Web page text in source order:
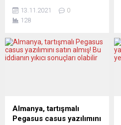
adlı programda Sosyal
güvenlik uzmanı Muhsin
ve Sosyal Güvenlik
alanındaki merak edilen
yeni çözümler, emekli
maaşları ne kadar olacak,
13.11.2021
0
128
Almanya, tartışmalı
Pegasus casus yazılımını